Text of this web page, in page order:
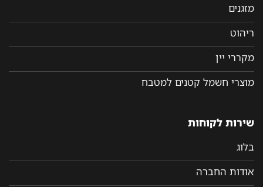
מזגנים
ריהוט
מקררי יין
מוצרי חשמל קטנים למטבח
שירות לקוחות
בלוג
אודות החברה